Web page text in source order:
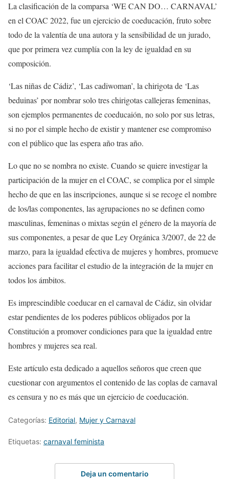
La clasificación de la comparsa ‘WE CAN DO… CARNAVAL’
en el COAC 2022, fue un ejercicio de coeducación, fruto sobre
todo de la valentía de una autora y la sensibilidad de un jurado,
que por primera vez cumplía con la ley de igualdad en su
composición.
‘Las niñas de Cádiz’, ‘Las cadiwoman’, la chirigota de ‘Las
beduinas’ por nombrar solo tres chirigotas callejeras femeninas,
son ejemplos permanentes de coeducaión, no solo por sus letras,
si no por el simple hecho de existir y mantener ese compromiso
con el público que las espera año tras año.
Lo que no se nombra no existe. Cuando se quiere investigar la
participación de la mujer en el COAC, se complica por el simple
hecho de que en las inscripciones, aunque si se recoge el nombre
de los/las componentes, las agrupaciones no se definen como
masculinas, femeninas o mixtas según el género de la mayoría de
sus componentes, a pesar de que Ley Orgánica 3/2007, de 22 de
marzo, para la igualdad efectiva de mujeres y hombres, promueve
acciones para facilitar el estudio de la integración de la mujer en
todos los ámbitos.
Es imprescindible coeducar en el carnaval de Cádiz, sin olvidar
estar pendientes de los poderes públicos obligados por la
Constitución a promover condiciones para que la igualdad entre
hombres y mujeres sea real.
Este artículo esta dedicado a aquellos señoros que creen que
cuestionar con argumentos el contenido de las coplas de carnaval
es censura y no es más que un ejercicio de coeducación.
Categorías: Editorial, Mujer y Carnaval
Etiquetas: carnaval feminista
Deja un comentario